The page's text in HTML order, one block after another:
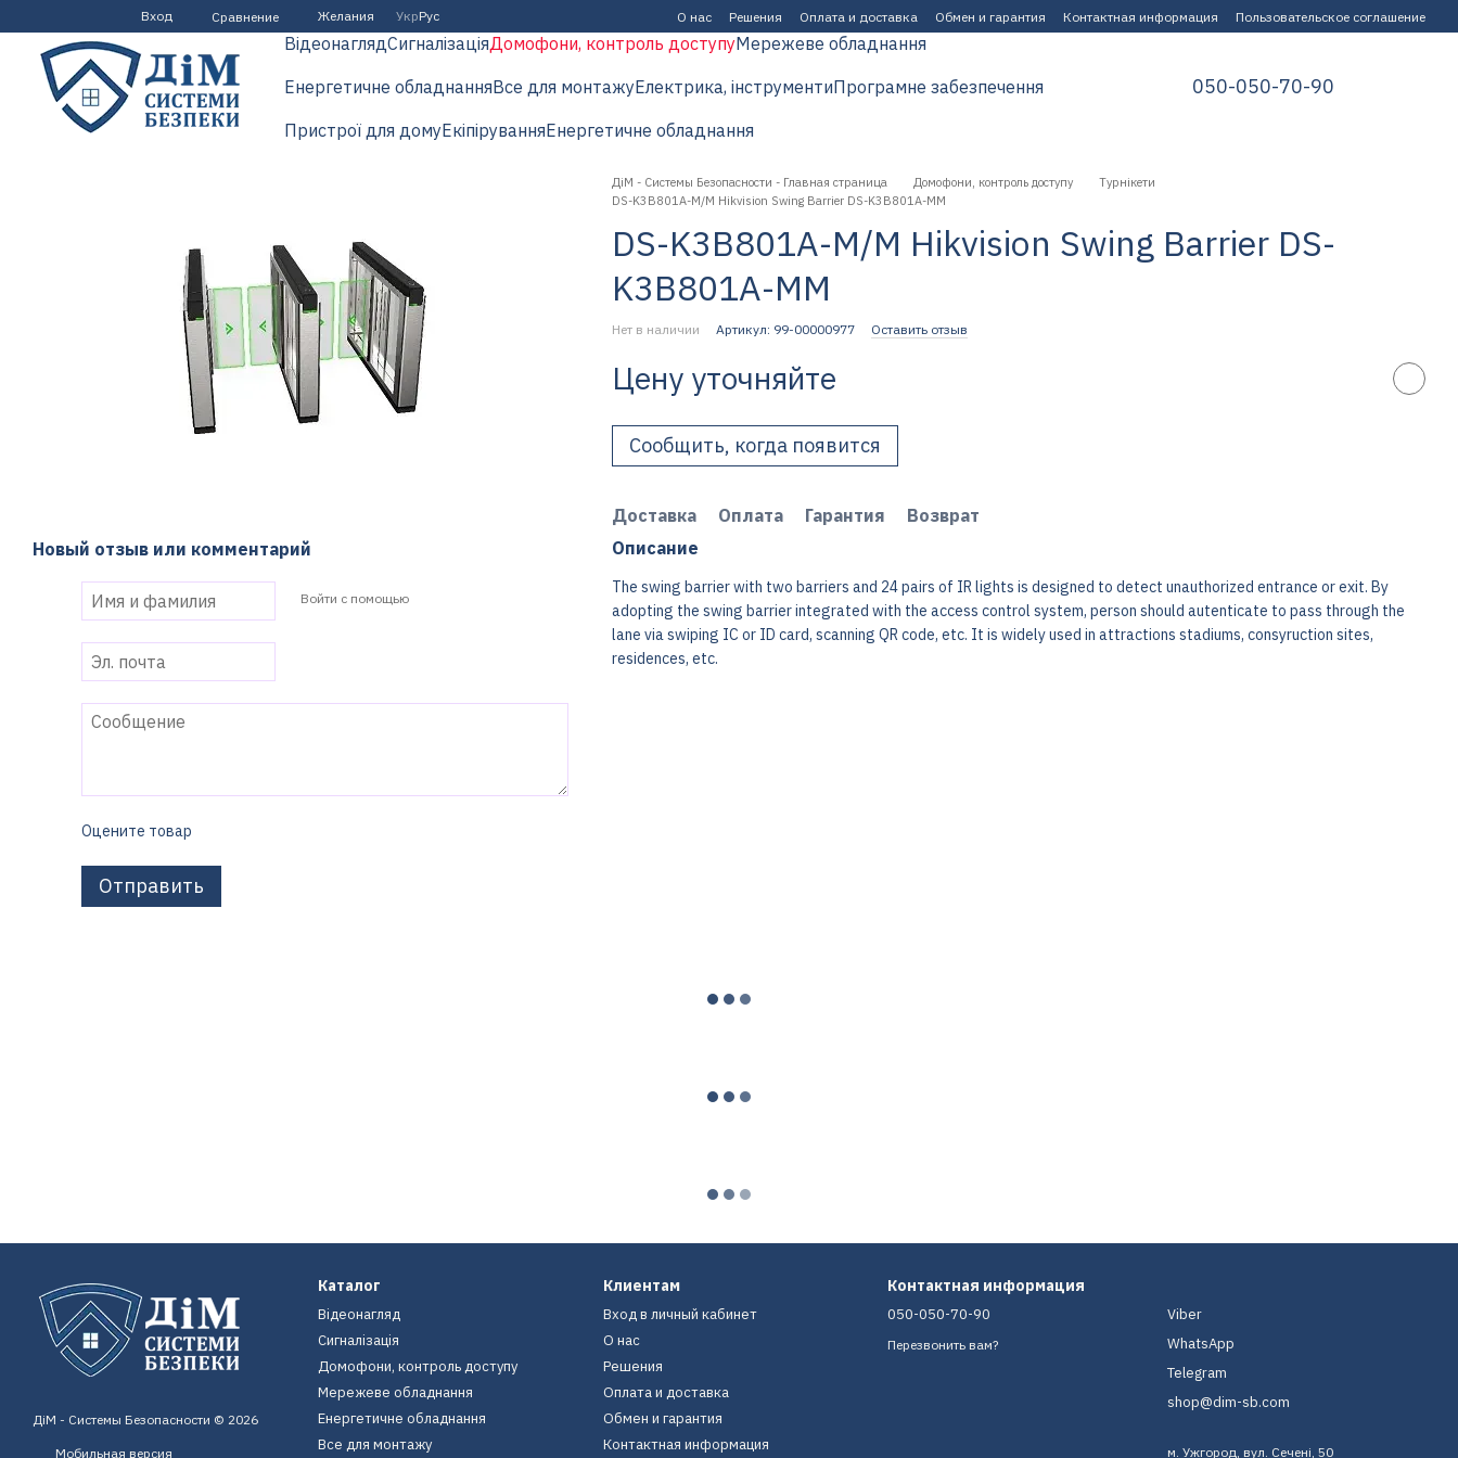
Перейти к основному контенту
Вход Сравнение Желания УкрРус О нас Решения Оплата и доставка Обмен и гарантия Контактная информация Пользовательское соглашение
ВідеонаглядСигналізаціяДомофони, контроль доступуМережеве обладнання
Енергетичне обладнанняВсе для монтажуЕлектрика, інструментиПрограмне забезпечення
Пристрої для домуЕкіпіруванняЕнергетичне обладнання
050-050-70-90
Новый отзыв или комментарий
Войти с помощью
Оцените товар
Отправить
ДіМ - Системы Безопасности - Главная страница Домофони, контроль доступу
Турнікети
DS-K3B801А-M/M Hikvision Swing Barrier DS-K3B801А-MM
DS-K3B801А-M/M Hikvision Swing Barrier DS-
K3B801А-MM
Нет в наличии Артикул: 99-00000977 Оставить отзыв
Цену уточняйте
Сообщить, когда появится
Доставка Оплата Гарантия
Возврат
Описание
The swing barrier with two barriers and 24 pairs of IR lights is designed to detect unauthorized entrance or exit. By
adopting the swing barrier integrated with the access control system, person should autenticate to pass through the
lane via swiping IC or ID card, scanning QR code, etc. It is widely used in attractions stadiums, consyruction sites,
residences, etc.
ДіМ - Системы Безопасности © 2026
Мобильная версия
Каталог
Відеонагляд
Сигналізація
Домофони, контроль доступу
Мережеве обладнання
Енергетичне обладнання
Все для монтажу
Клиентам
Вход в личный кабинет
О нас
Решения
Оплата и доставка
Обмен и гарантия
Контактная информация
Контактная информация
050-050-70-90
Перезвонить вам?
Viber
WhatsApp
Telegram
shop@dim-sb.com
м. Ужгород, вул. Сечені, 50